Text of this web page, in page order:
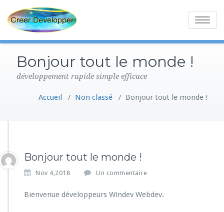
Toggle
Bonjour tout le monde !
développement rapide simple efficace
Accueil / Non classé / Bonjour tout le monde !
Bonjour tout le monde !
Nov 4,2018 Un commentaire
r
Bienvenue développeurs Windev Webdev.